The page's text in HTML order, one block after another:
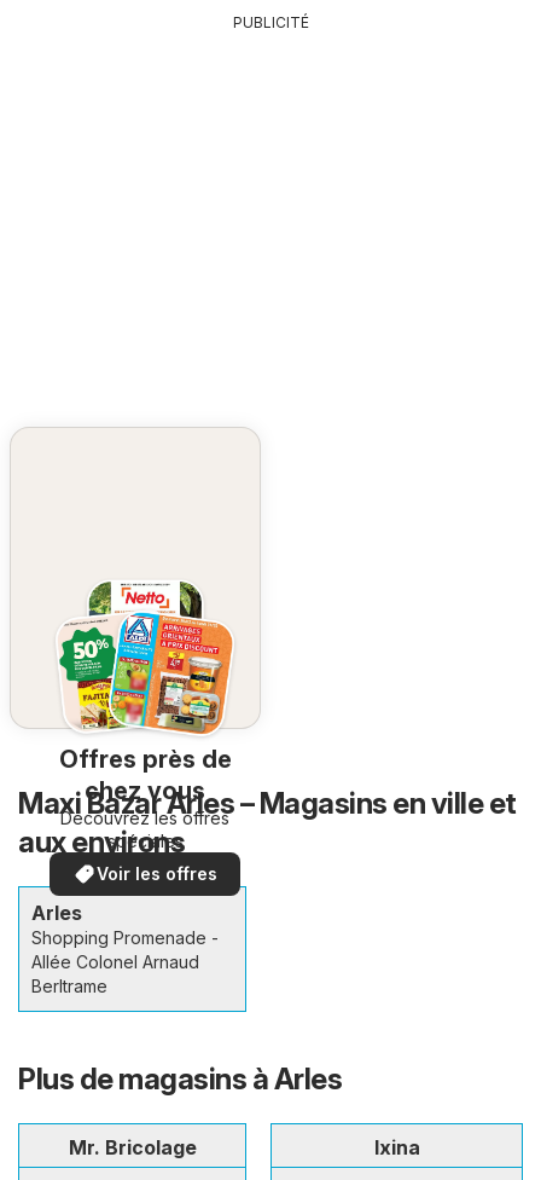
PUBLICITÉ
Offres près de
chez vous
Découvrez les offres
spéciales
Voir les offres
Maxi Bazar Arles – Magasins en ville et
aux environs
Arles
Shopping Promenade -
Allée Colonel Arnaud
Berltrame
Plus de magasins à Arles
Mr. Bricolage
Ixina